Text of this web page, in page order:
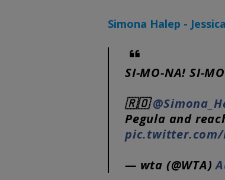
Simona Halep -
SI-MO-NA! SI-
🇷🇴
Pegula and
pic.twitter.com/
— wta (@WTA)